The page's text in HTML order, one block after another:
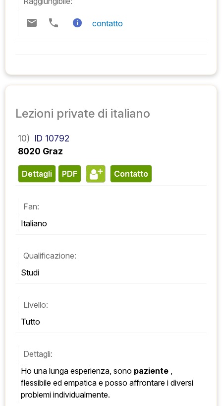
contatto
Lezioni private di italiano
10) ID 10792
8020 Graz
Dettagli PDF contatto
Fan:
Italiano
Qualificazione:
Studi
Livello:
Tutto
Dettagli:
Ho una lunga esperienza, sono paziente ,
flessibile ed empatica e posso affrontare i diversi
problemi individualmente.